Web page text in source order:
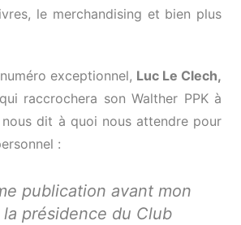
le merchandising et bien plus
exceptionnel, Luc Le Clech,
raccrochera son Walther PPK à
nous dit à quoi nous attendre pour
:
publication avant mon
présidence du Club